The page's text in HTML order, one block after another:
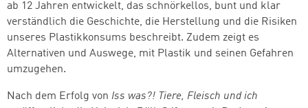
ab 12 Jahren entwickelt, das schnörkellos, bunt und klar
verständlich die Geschichte, die Herstellung und die Risiken
unseres Plastikkonsums beschreibt. Zudem zeigt es
Alternativen und Auswege, mit Plastik und seinen Gefahren
umzugehen.
Nach dem Erfolg von Iss was?! Tiere, Fleisch und ich